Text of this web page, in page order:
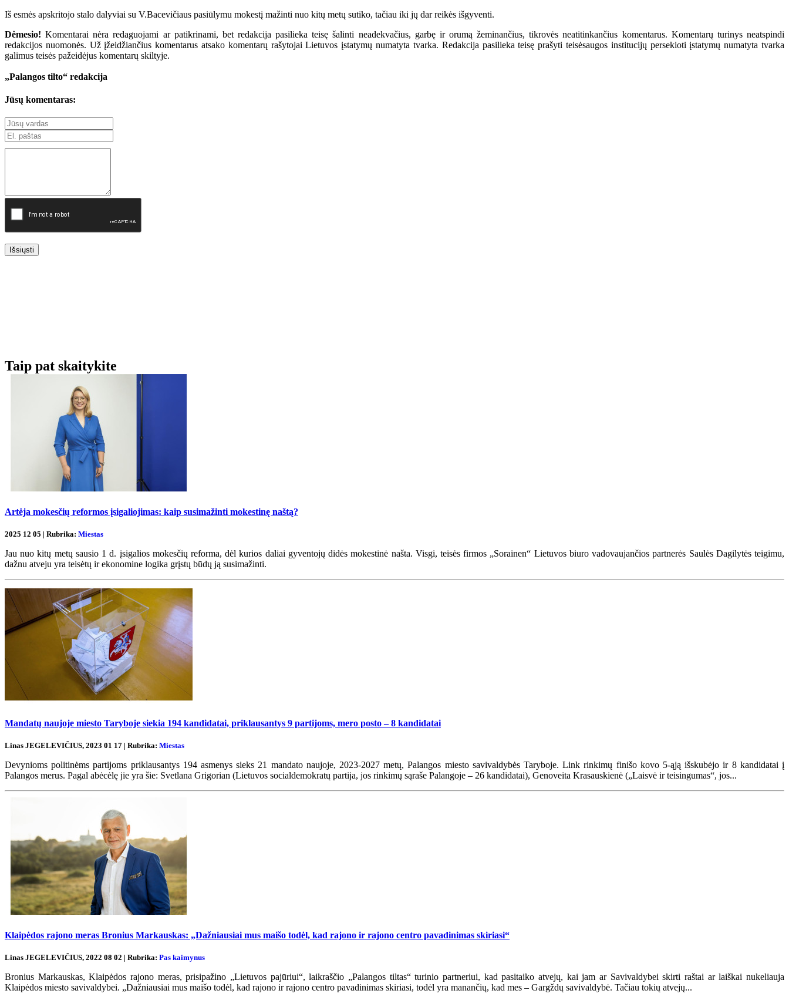
Iš esmės apskritojo stalo dalyviai su V.Bacevičiaus pasiūlymu mokestį mažinti nuo kitų metų sutiko, tačiau iki jų dar reikės išgyventi.
Dėmesio! Komentarai nėra redaguojami ar patikrinami, bet redakcija pasilieka teisę šalinti neadekvačius, garbę ir orumą žeminančius, tikrovės neatitinkančius komentarus. Komentarų turinys neatspindi
redakcijos nuomonės. Už įžeidžiančius komentarus atsako komentarų rašytojai Lietuvos įstatymų numatyta tvarka. Redakcija pasilieka teisę prašyti teisėsaugos institucijų persekioti įstatymų numatyta tvarka
galimus teisės pažeidėjus komentarų skiltyje.
„Palangos tilto“ redakcija
Jūsų komentaras:
Išsiųsti
Taip pat skaitykite
Artėja mokesčių reformos įsigaliojimas: kaip susimažinti mokestinę naštą?
2025 12 05 | Rubrika: Miestas
Jau nuo kitų metų sausio 1 d. įsigalios mokesčių reforma, dėl kurios daliai gyventojų didės mokestinė našta. Visgi, teisės firmos „Sorainen“ Lietuvos biuro vadovaujančios partnerės Saulės Dagilytės teigimu,
dažnu atveju yra teisėtų ir ekonomine logika grįstų būdų ją susimažinti.
Mandatų naujoje miesto Taryboje siekia 194 kandidatai, priklausantys 9 partijoms, mero posto – 8 kandidatai
Linas JEGELEVIČIUS, 2023 01 17 | Rubrika: Miestas
Devynioms politinėms partijoms priklausantys 194 asmenys sieks 21 mandato naujoje, 2023-2027 metų, Palangos miesto savivaldybės Taryboje. Link rinkimų finišo kovo 5-ąją išskubėjo ir 8 kandidatai į
Palangos merus. Pagal abėcėlę jie yra šie: Svetlana Grigorian (Lietuvos socialdemokratų partija, jos rinkimų sąraše Palangoje – 26 kandidatai), Genoveita Krasauskienė („Laisvė ir teisingumas“, jos...
Klaipėdos rajono meras Bronius Markauskas: „Dažniausiai mus maišo todėl, kad rajono ir rajono centro pavadinimas skiriasi“
Linas JEGELEVIČIUS, 2022 08 02 | Rubrika: Pas kaimynus
Bronius Markauskas, Klaipėdos rajono meras, prisipažino „Lietuvos pajūriui“, laikraščio „Palangos tiltas“ turinio partneriui, kad pasitaiko atvejų, kai jam ar Savivaldybei skirti raštai ar laiškai nukeliauja
Klaipėdos miesto savivaldybei. „Dažniausiai mus maišo todėl, kad rajono ir rajono centro pavadinimas skiriasi, todėl yra manančių, kad mes – Gargždų savivaldybė. Tačiau tokių atvejų...